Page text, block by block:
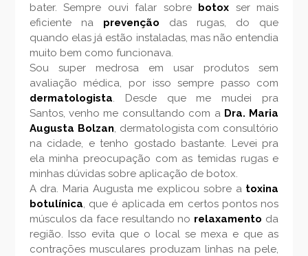
bater. Sempre ouvi falar sobre botox ser mais
eficiente na prevenção das rugas, do que
quando elas já estão instaladas, mas não entendia
muito bem como funcionava.
Sou super medrosa em usar produtos sem
avaliação médica, por isso sempre passo com
dermatologista. Desde que me mudei pra
Santos, venho me consultando com aDra. Maria
Augusta Bolzan, dermatologista com consultório
na cidade, e tenho gostado bastante. Levei pra
ela minha preocupação com as temidas rugas e
minhas dúvidas sobre aplicação de botox.
A dra. Maria Augusta me explicou sobre a toxina
botulínica, que é aplicada em certos pontos nos
músculos da face resultando no relaxamento da
região. Isso evita que o local se mexa e que as
contrações musculares produzam linhas na pele,